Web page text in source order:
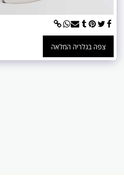
צפה בגלריה המלאה